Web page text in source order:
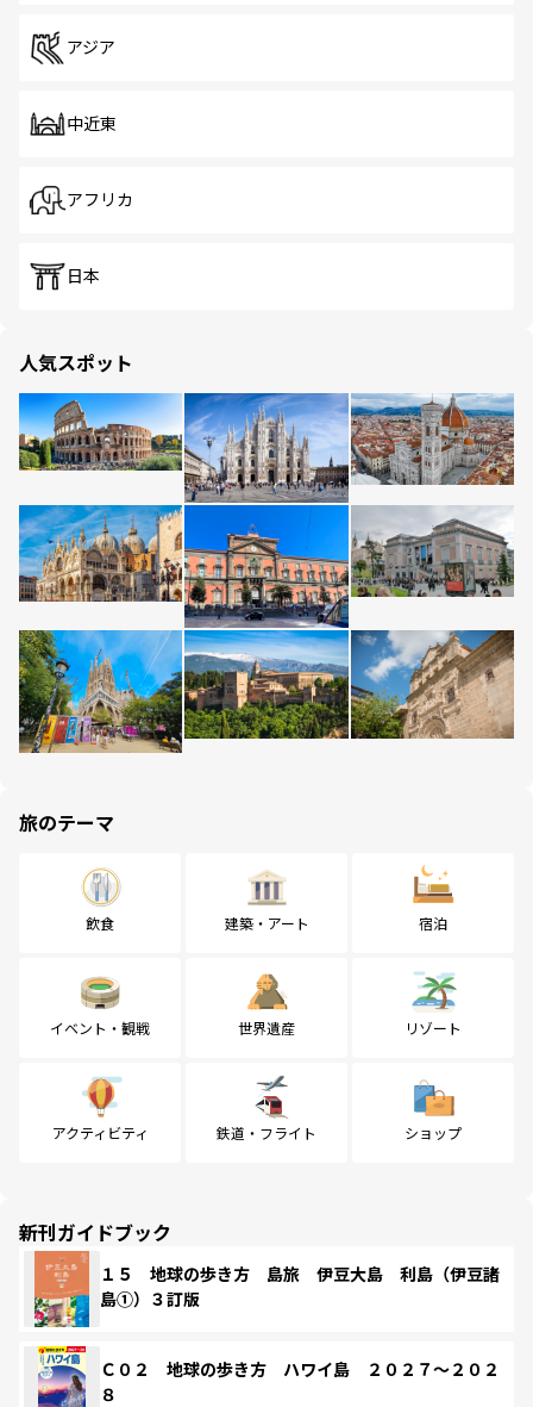
アジア
中近東
アフリカ
日本
人気スポット
旅のテーマ
飲食 建築・アート 宿泊
イベント・観戦 世界遺産 リゾート
アクティビティ 鉄道・フライト ショップ
新刊ガイドブック
１５ 地球の歩き方 島旅 伊豆大島 利島（伊豆諸
島①）３訂版
Ｃ０２ 地球の歩き方 ハワイ島 ２０２７～２０２
８